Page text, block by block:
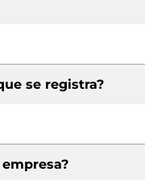
se registra?